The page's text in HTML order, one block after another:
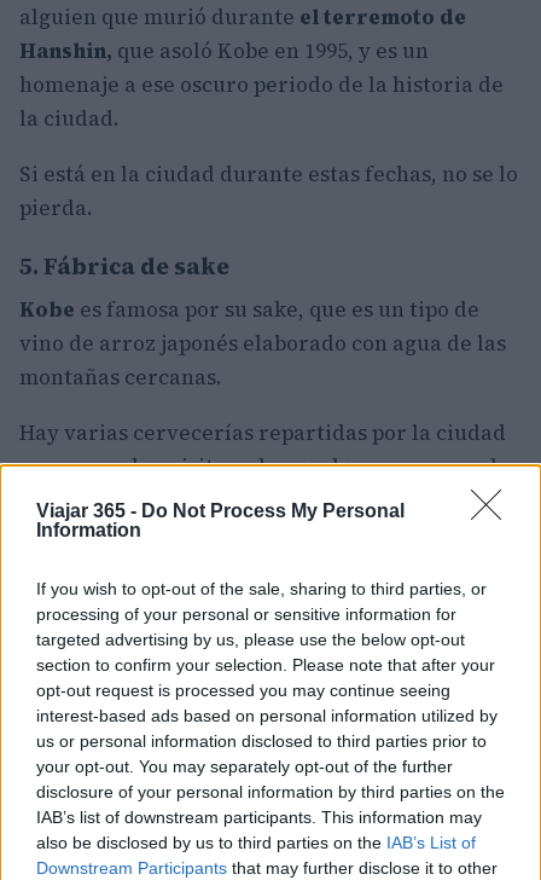
Viajar 365 - Do Not Process My Personal
Information
If you wish to opt-out of the sale, sharing to third parties, or
processing of your personal or sensitive information for
targeted advertising by us, please use the below opt-out
section to confirm your selection. Please note that after your
opt-out request is processed you may continue seeing
interest-based ads based on personal information utilized by
us or personal information disclosed to third parties prior to
your opt-out. You may separately opt-out of the further
disclosure of your personal information by third parties on the
IAB’s list of downstream participants. This information may
also be disclosed by us to third parties on the IAB’s List of
Downstream Participants that may further disclose it to other
alguien que murió durante el terremoto de
Hanshin, que asoló Kobe en 1995, y es un
homenaje a ese oscuro periodo de la historia de
la ciudad.
Si está en la ciudad durante estas fechas, no se lo
pierda.
5. Fábrica de sake
Kobe es famosa por su sake, que es un tipo de
vino de arroz japonés elaborado con agua de las
montañas cercanas.
Hay varias cervecerías repartidas por la ciudad
que se pueden visitar y hay un buen mapa que le
mostrará los diferentes lugares que está
disponible en la oficina principal de información
Algunos de ellos son el Museo Sawa-no-Tsuru, así
como el Museo de la Cervecería de Sake
Hakutsuru y la Compañía de laCervecería de
Sake Kiku-Masamune.
Muchas de estas empresas ofrecen una visita
guiada para explicar la historia del sake y
también se pueden degustar diversas mezclas.